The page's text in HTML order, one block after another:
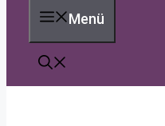
Menü